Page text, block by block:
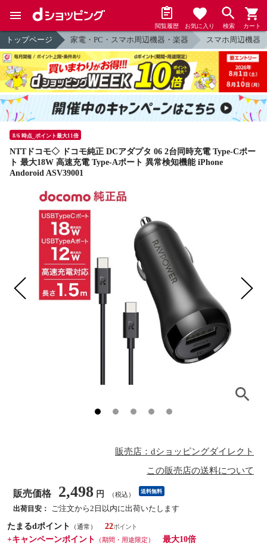
閲覧履歴 お気に入り 検索 カート
トップページ 家電・PC・スマホ周辺機器・楽器 スマホ周辺機器
8/6 時点_ポイント最大11倍
NTTドコモ◇ ドコモ純正 DCアダプタ 06 2台同時充電 Type-Cポー
ト 最大18W 高速充電 Type-Aポート 異常検知機能 iPhone
Andoroid ASV39001
販売店：dショッピングダイレクト
この販売店の送料について
販売価格 2,498 円 （税込） 送料無料
出荷目安：
ご注文から2日以内に出荷いたします
たまるdポイント
（通常）
22
+キャンペーンポイント
（期間・用途限定）
最大10倍